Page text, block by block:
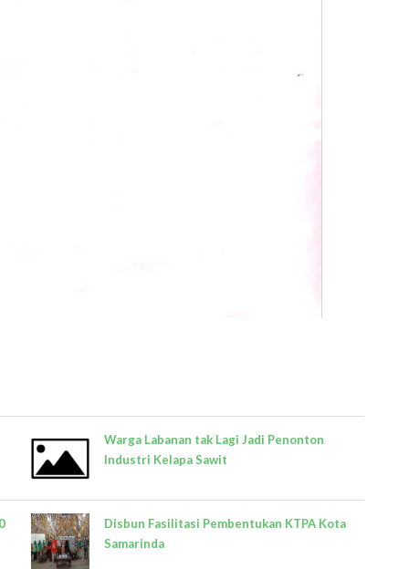
Warga Labanan tak Lagi Jadi Penonton
Industri Kelapa Sawit
Disbun Fasilitasi Pembentukan KTPA Kota
Samarinda